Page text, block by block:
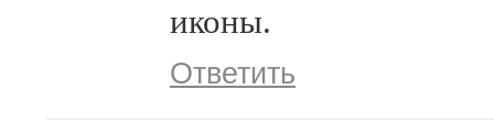
иконы.
Ответить